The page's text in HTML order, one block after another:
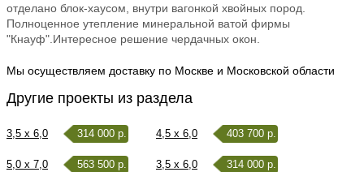
отделано блок-хаусом, внутри вагонкой хвойных пород.
Полноценное утепление минеральной ватой фирмы
"Кнауф".Интересное решение чердачных окон.
Мы осуществляем доставку по Москве и Московской области
Другие проекты из раздела
3,5 x 6,0 314 000 р. 4,5 x 6,0 403 700 р.
5,0 x 7,0 563 500 р. 3,5 x 6,0 314 000 р.